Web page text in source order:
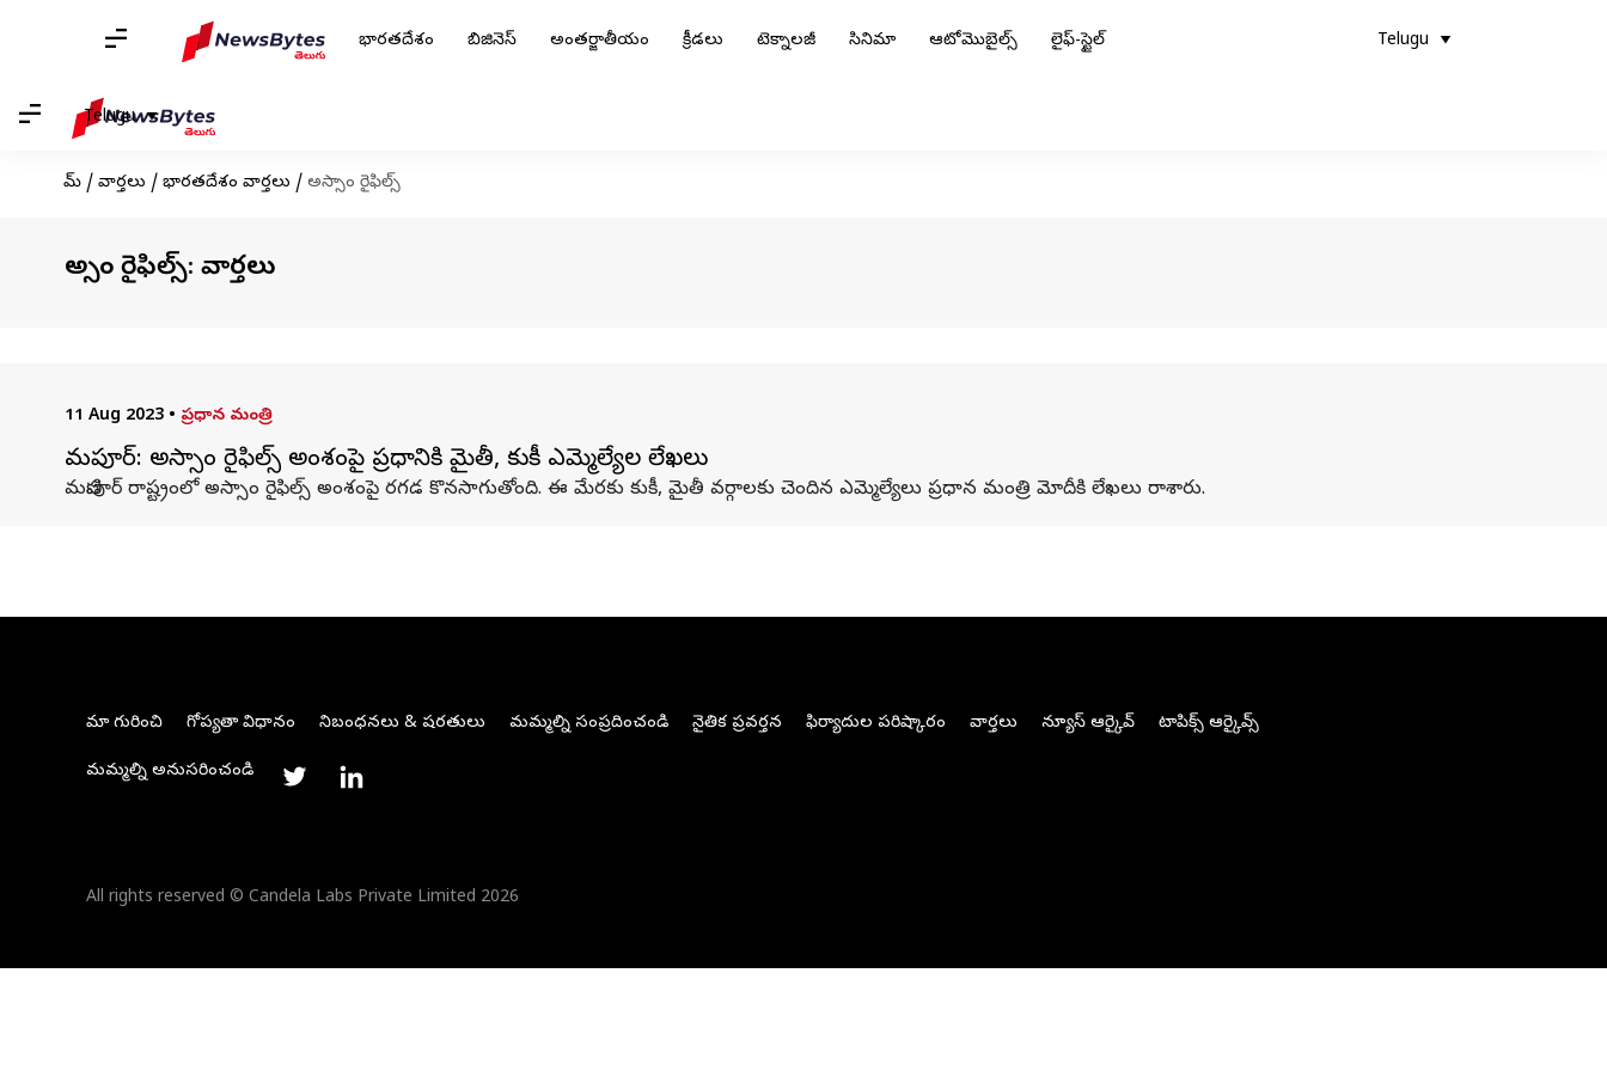
భారతదేశం బిజినెస్ అంతర్జాతీయం క్రీడలు టెక్నాలజీ సినిమా ఆటోమొబైల్స్ లైఫ్-స్టైల్ Telugu
Telugu
హోమ్ / వార్తలు / భారతదేశం వార్తలు / అస్సాం రైఫిల్స్
అస్సాం రైఫిల్స్: వార్తలు
11 Aug 2023 • ప్రధాన మంత్రి
మణిపూర్: అస్సాం రైఫిల్స్ అంశంపై ప్రధానికి మైతీ, కుకీ ఎమ్మెల్యేల లేఖలు
మణిపూర్ రాష్ట్రంలో అస్సాం రైఫిల్స్ అంశంపై రగడ కొనసాగుతోంది. ఈ మేరకు కుకీ, మైతీ వర్గాలకు చెందిన ఎమ్మెల్యేలు ప్రధాన మంత్రి మోదీకి లేఖలు రాశారు.
మా గురించి గోప్యతా విధానం నిబంధనలు & షరతులు మమ్మల్ని సంప్రదించండి నైతిక ప్రవర్తన ఫిర్యాదుల పరిష్కారం వార్తలు న్యూస్ ఆర్కైవ్ టాపిక్స్ ఆర్కైవ్స్
మమ్మల్ని అనుసరించండి
All rights reserved © Candela Labs Private Limited 2026